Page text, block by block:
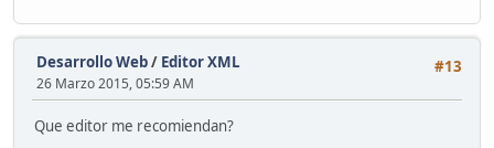
#13
Desarrollo Web/ Editor XML
26 Marzo 2015, 05:59 AM
Que editor me recomiendan?